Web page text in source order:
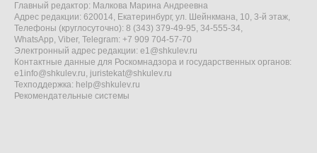
Главный редактор: Малкова Марина Андреевна
Адрес редакции: 620014, Екатеринбург, ул. Шейнкмана, 10, 3-й этаж,
Телефоны (круглосуточно): 8 (343) 379-49-95, 34-555-34,
WhatsApp, Viber, Telegram: +7 909 704-57-70
Электронный адрес редакции: e1@shkulev.ru
Контактные данные для Роскомнадзора и государственных органов:
e1info@shkulev.ru, juristekat@shkulev.ru
Техподдержка: help@shkulev.ru
Рекомендательные системы